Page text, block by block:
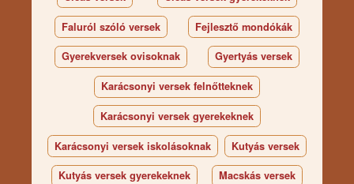
Faluról szóló versek Fejlesztő mondókák
Gyerekversek ovisoknak Gyertyás versek
Karácsonyi versek felnőtteknek
Karácsonyi versek gyerekeknek
Karácsonyi versek iskolásoknak Kutyás versek
Kutyás versek gyerekeknek Macskás versek